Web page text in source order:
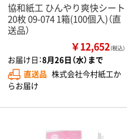
協和紙工 ひんやり爽快シート
20枚 09-074 1箱(100個入)（直
送品）
￥12,652（税込）
お届け日：8月26日（水）まで
直送品 株式会社今村紙工か
らお届け